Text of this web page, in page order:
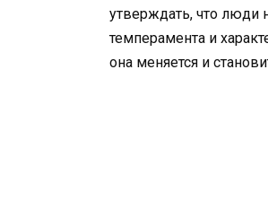
утверждать, что люди
темперамента и
она меняется и